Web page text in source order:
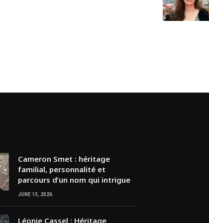
Cameron Smet : héritage
familial, personnalité et
parcours d’un nom qui intrigue
JUNE 13, 2026
Léonie Cassel : Héritage